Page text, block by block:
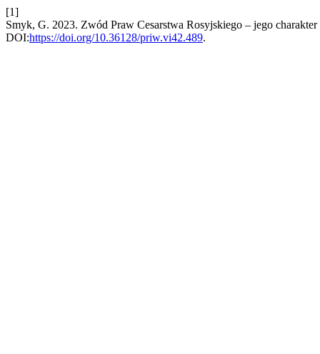
[1]
Smyk, G. 2023. Zwód Praw Cesarstwa Rosyjskiego – jego
DOI:https://doi.org/10.36128/priw.vi42.489.